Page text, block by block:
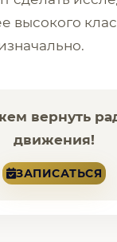
высокого
вернуть
движения!
ЗАПИСАТЬСЯ